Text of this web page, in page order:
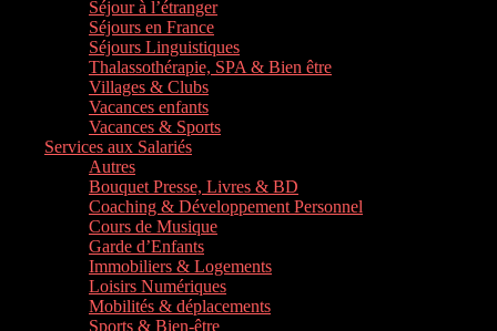
Séjour à l’étranger
Séjours en France
Séjours Linguistiques
Thalassothérapie, SPA & Bien être
Villages & Clubs
Vacances enfants
Vacances & Sports
Services aux Salariés
Autres
Bouquet Presse, Livres & BD
Coaching & Développement Personnel
Cours de Musique
Garde d’Enfants
Immobiliers & Logements
Loisirs Numériques
Mobilités & déplacements
Sports & Bien-être